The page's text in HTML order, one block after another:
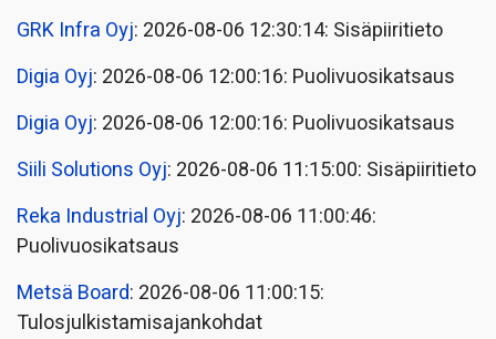
GRK Infra Oyj: 2026-08-06 12:30:14: Sisäpiiritieto
Digia Oyj: 2026-08-06 12:00:16: Puolivuosikatsaus
Digia Oyj: 2026-08-06 12:00:16: Puolivuosikatsaus
Siili Solutions Oyj: 2026-08-06 11:15:00: Sisäpiiritieto
Reka Industrial Oyj: 2026-08-06 11:00:46:
Puolivuosikatsaus
Metsä Board: 2026-08-06 11:00:15:
Tulosjulkistamisajankohdat